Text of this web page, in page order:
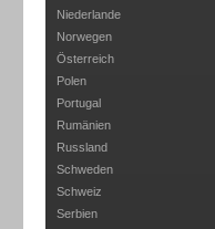
Niederlande
Norwegen
Österreich
Polen
Portugal
Rumänien
Russland
Schweden
Schweiz
Serbien